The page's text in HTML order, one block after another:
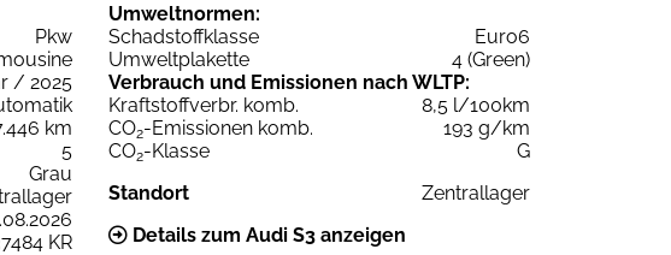
Pkw
/ 2025
km
5
Grau
KR
Umweltnormen:
Schadstoffklasse
Euro6
Umweltplakette
4 (Green)
Verbrauch und Emissionen nach WLTP:
Kraftstoffverbr. komb.
8,5 l/100km
CO2-Emissionen komb.
193 g/km
CO2-Klasse
G
Standort
Zentrallager
Details zum Audi S3 anzeigen